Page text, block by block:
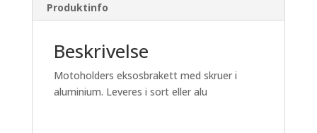
Produktinfo
Beskrivelse
Motoholders eksosbrakett med skruer i
aluminium. Leveres i sort eller alu